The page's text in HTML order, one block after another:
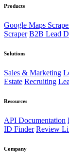
Products
Google Maps
Scraper B2B Lead
Solutions
Sales & Marketing
Estate Recruiting
Resources
API Documentation
ID Finder Review
Company